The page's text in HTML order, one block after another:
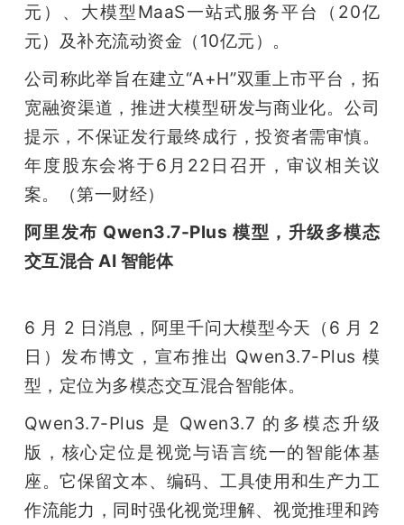
元）、大模型MaaS一站式服务平台（20亿
元）及补充流动资金（10亿元）。
公司称此举旨在建立“A+H”双重上市平台，拓
宽融资渠道，推进大模型研发与商业化。公司
提示，不保证发行最终成行，投资者需审慎。
年度股东会将于6月22日召开，审议相关议
案。（第一财经）
阿里发布 Qwen3.7-Plus 模型，升级多模态
交互混合 AI 智能体
6 月 2 日消息，阿里千问大模型今天（6 月 2
日）发布博文，宣布推出 Qwen3.7-Plus 模
型，定位为多模态交互混合智能体。
Qwen3.7-Plus 是 Qwen3.7 的多模态升级
版，核心定位是视觉与语言统一的智能体基
座。它保留文本、编码、工具使用和生产力工
作流能力，同时强化视觉理解、视觉推理和跨